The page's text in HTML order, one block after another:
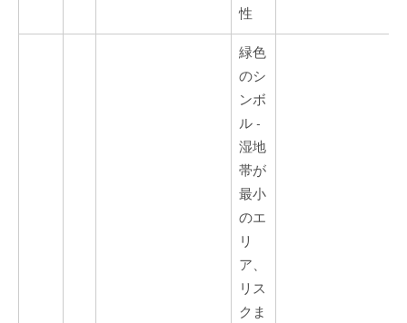
性
緑色
のシ
ンボ
ル -
湿地
帯が
最小
のエ
リ
ア、
リス
クま